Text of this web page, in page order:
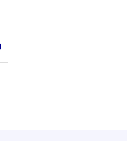
sur Instagram